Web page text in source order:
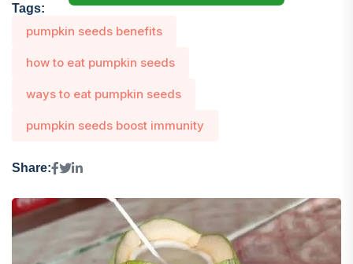
Tags:
pumpkin seeds benefits
how to eat pumpkin seeds
ways to eat pumpkin seeds
pumpkin seeds boost immunity
Share: